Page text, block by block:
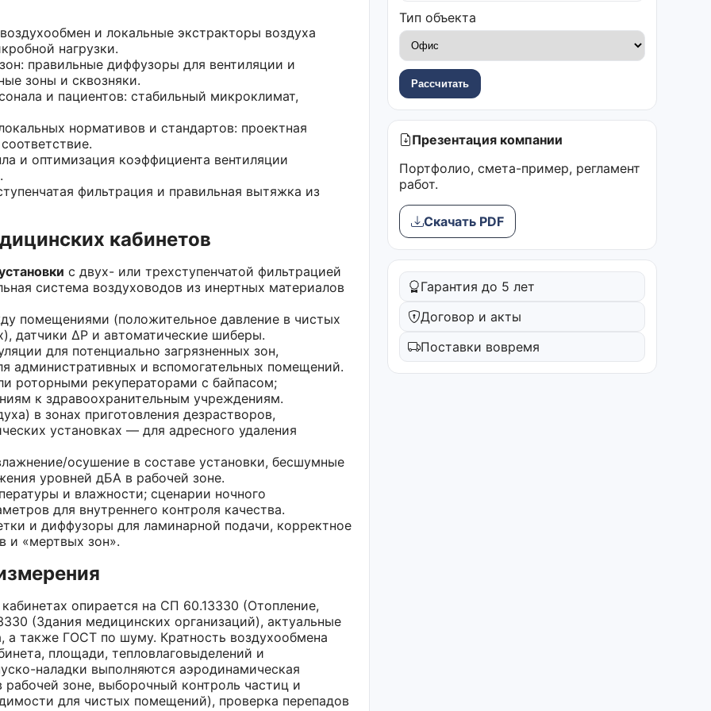
и локальные экстракторы воздуха
нагрузки.
правильные диффузоры для вентиляции и
зоны и сквозняки.
и пациентов: стабильный микроклимат,
нормативов и стандартов: проектная
и оптимизация коэффициента вентиляции
фильтрация и правильная вытяжка из
кабинетов
с двух- или трехступенчатой фильтрацией
система воздуховодов из инертных материалов
помещениями (положительное давление в чистых
датчики ΔP и автоматические шиберы.
для потенциально загрязненных зон,
административных и вспомогательных помещений.
роторными рекуператорами с байпасом;
к здравоохранительным учреждениям.
в зонах приготовления дезрастворов,
установках — для адресного удаления
осушение в составе установки, бесшумные
уровней дБА в рабочей зоне.
и влажности; сценарии ночного
для внутреннего контроля качества.
и диффузоры для ламинарной подачи, корректное
и «мертвых зон».
опирается на СП 60.13330 (Отопление,
(Здания медицинских организаций), актуальные
также ГОСТ по шуму. Кратность воздухообмена
площади, тепловлаговыделений и
наладки выполняются аэродинамическая
зоне, выборочный контроль частиц и
для чистых помещений), проверка перепадов
Тип объекта
Рассчитать
Презентация компании
Портфолио, смета-пример, регламент
работ.
Скачать PDF
Гарантия до 5 лет
Договор и акты
Поставки вовремя